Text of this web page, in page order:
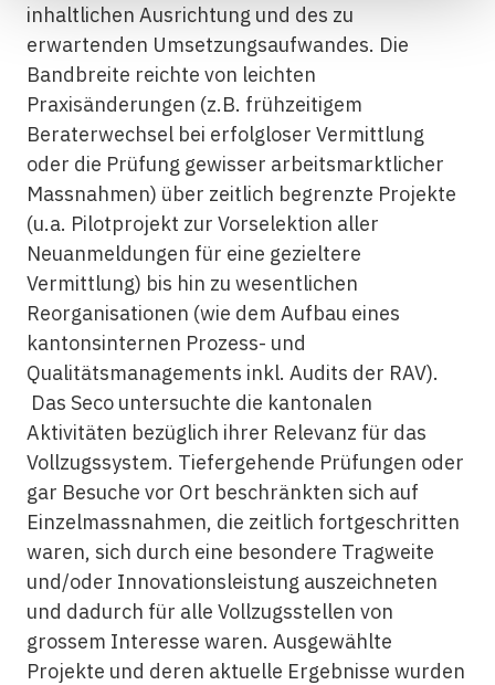
inhaltlichen Ausrichtung und des zu
erwartenden Umsetzungsaufwandes. Die
Bandbreite reichte von leichten
Praxisänderungen (z.B. frühzeitigem
Beraterwechsel bei erfolgloser Vermittlung
oder die Prüfung gewisser arbeitsmarktlicher
Massnahmen) über zeitlich begrenzte Projekte
(u.a. Pilotprojekt zur Vorselektion aller
Neuanmeldungen für eine gezieltere
Vermittlung) bis hin zu wesentlichen
Reorganisationen (wie dem Aufbau eines
kantonsinternen Prozess- und
Qualitätsmanagements inkl. Audits der RAV).
Das Seco untersuchte die kantonalen
Aktivitäten bezüglich ihrer Relevanz für das
Vollzugssystem. Tiefergehende Prüfungen oder
gar Besuche vor Ort beschränkten sich auf
Einzelmassnahmen, die zeitlich fortgeschritten
waren, sich durch eine besondere Tragweite
und/oder Innovationsleistung auszeichneten
und dadurch für alle Vollzugsstellen von
grossem Interesse waren. Ausgewählte
Projekte und deren aktuelle Ergebnisse wurden